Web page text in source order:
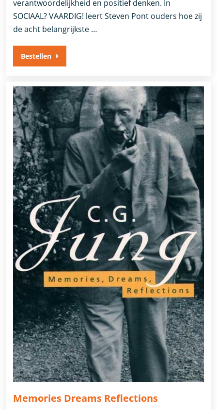
verantwoordelijkheid en positief denken. In
SOCIAAL? VAARDIG! leert Steven Pont ouders hoe zij
de acht belangrijkste …
Bestellen
Memories Dreams Reflections